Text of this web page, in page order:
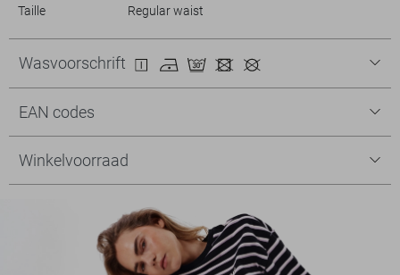
Taille
Regular waist
Wasvoorschrift
EAN codes
Winkelvoorraad